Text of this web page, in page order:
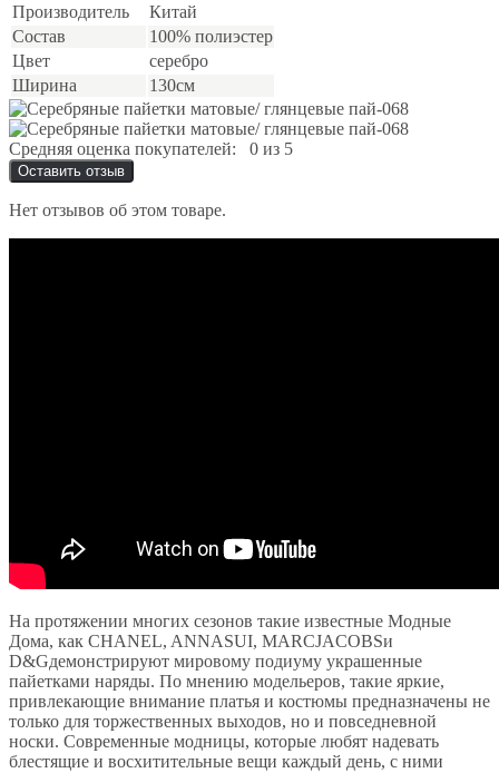
Производитель
Китай
Состав
100% полиэстер
Цвет
серебро
Ширина
130см
Средняя оценка покупателей: 0 из 5
Оставить отзыв
Нет отзывов об этом товаре.
На протяжении многих сезонов такие известные Модные
Дома, как CHANEL, ANNASUI, MARCJACOBSи
D&Gдемонстрируют мировому подиуму украшенные
пайетками наряды. По мнению модельеров, такие яркие,
привлекающие внимание платья и костюмы предназначены не
только для торжественных выходов, но и повседневной
носки. Современные модницы, которые любят надевать
блестящие и восхитительные вещи каждый день, с ними